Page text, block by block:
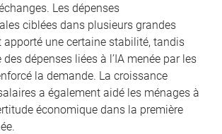
Les dépenses
ciblées dans plusieurs grandes
apporté une certaine stabilité, tandis
dépenses liées à l’IA menée par les
la demande. La croissance
a également aidé les ménages à
économique dans la première